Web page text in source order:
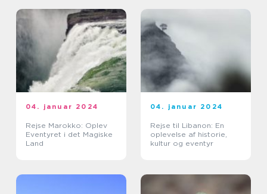
04. januar 2024
Rejse Marokko: Oplev
Eventyret i det Magiske
Land
04. januar 2024
Rejse til Libanon: En
oplevelse af historie,
kultur og eventyr